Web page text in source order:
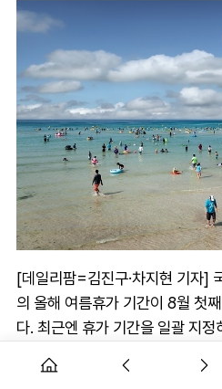
[데일리팜=김진구·차지현 기자]
의 올해 여름휴가 기간이 8월 첫
다. 최근엔 휴가 기간을 일괄 지